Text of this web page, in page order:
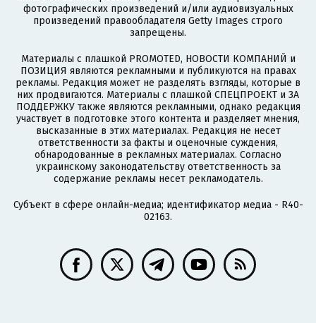
фотографических произведений и/или аудиовизуальных
произведений правообладателя Getty Images строго
запрещены.
Материалы с плашкой PROMOTED, НОВОСТИ КОМПАНИЙ и
ПОЗИЦИЯ являются рекламными и публикуются на правах
рекламы. Редакция может не разделять взгляды, которые в
них продвигаются. Материалы с плашкой СПЕЦПРОЕКТ и ЗА
ПОДДЕРЖКУ также являются рекламными, однако редакция
участвует в подготовке этого контента и разделяет мнения,
высказанные в этих материалах. Редакция не несет
ответственности за факты и оценочные суждения,
обнародованные в рекламных материалах. Согласно
украинскому законодательству ответственность за
содержание рекламы несет рекламодатель.
Субъект в сфере онлайн-медиа; идентификатор медиа - R40-
02163.